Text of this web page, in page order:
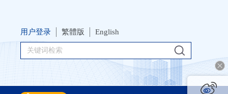
用户登录 繁體版 English